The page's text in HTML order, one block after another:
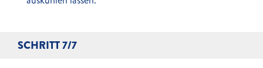
SCHRITT 7/7